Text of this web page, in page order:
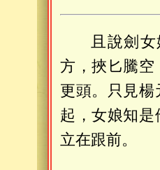
且說劍
方，挾匕騰空
更頭。只見
起，女娘知是
立在跟前。